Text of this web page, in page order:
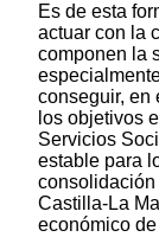
Es de esta
actuar con la
componen la
conseguir, en
los objetivos
Servicios
estable para
Castilla-La
económico